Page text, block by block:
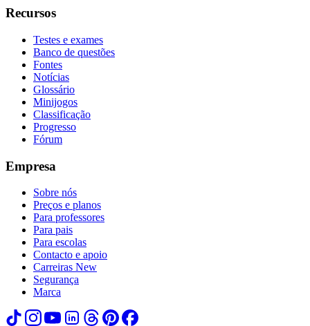
Recursos
Testes e exames
Banco de questões
Fontes
Notícias
Glossário
Minijogos
Classificação
Progresso
Fórum
Empresa
Sobre nós
Preços e planos
Para professores
Para pais
Para escolas
Contacto e apoio
Carreiras New
Segurança
Marca